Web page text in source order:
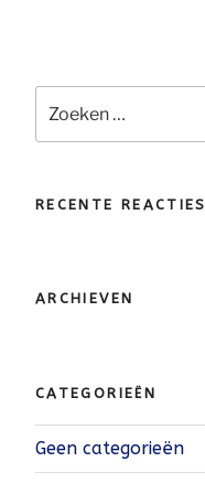
naar:
RECENTE REACTIES
ARCHIEVEN
CATEGORIEËN
Geen categorieën